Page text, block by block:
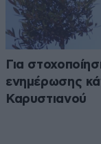
Για
ενημέρωσης
Καρυστιανού